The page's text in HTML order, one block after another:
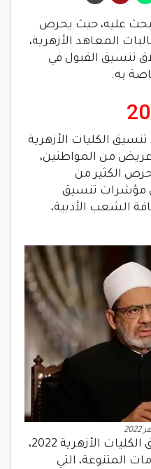
2022 يتزايد البحث عليه، حيث يحرص
المعاهد الأزهرية،
تنسيق القبول في
به.
الكليات الأزهرية
عريض من المواطنين،
الكثير من
مؤشرات تنسيق
الأزهرية 2022 لكافة الشعب الأدبية،
تنسيق الكليات الأزهرية 2022،
المتنوعة، التي